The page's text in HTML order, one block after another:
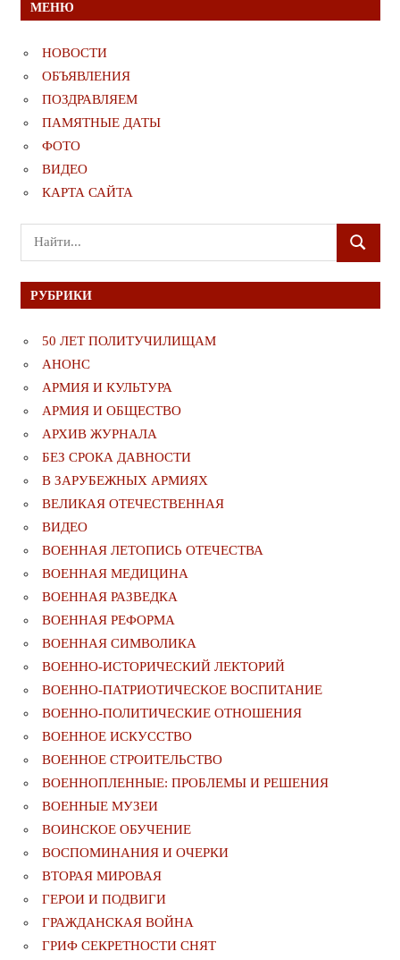
МЕНЮ
НОВОСТИ
ОБЪЯВЛЕНИЯ
ПОЗДРАВЛЯЕМ
ПАМЯТНЫЕ ДАТЫ
ФОТО
ВИДЕО
КАРТА САЙТА
Поиск
для:
ПОИСК
РУБРИКИ
50 ЛЕТ ПОЛИТУЧИЛИЩАМ
АНОНС
АРМИЯ И КУЛЬТУРА
АРМИЯ И ОБЩЕСТВО
АРХИВ ЖУРНАЛА
БЕЗ СРОКА ДАВНОСТИ
В ЗАРУБЕЖНЫХ АРМИЯХ
ВЕЛИКАЯ ОТЕЧЕСТВЕННАЯ
ВИДЕО
ВОЕННАЯ ЛЕТОПИСЬ ОТЕЧЕСТВА
ВОЕННАЯ МЕДИЦИНА
ВОЕННАЯ РАЗВЕДКА
ВОЕННАЯ РЕФОРМА
ВОЕННАЯ СИМВОЛИКА
ВОЕННО-ИСТОРИЧЕСКИЙ ЛЕКТОРИЙ
ВОЕННО-ПАТРИОТИЧЕСКОЕ ВОСПИТАНИЕ
ВОЕННО-ПОЛИТИЧЕСКИE ОТНОШЕНИЯ
ВОЕННОЕ ИСКУССТВО
ВОЕННОЕ СТРОИТЕЛЬСТВО
ВОЕННОПЛЕННЫЕ: ПРОБЛЕМЫ И РЕШЕНИЯ
ВОЕННЫЕ МУЗЕИ
ВОИНСКОЕ ОБУЧЕНИЕ
ВОСПОМИНАНИЯ И ОЧЕРКИ
ВТОРАЯ МИРОВАЯ
ГЕРОИ И ПОДВИГИ
ГРАЖДАНСКАЯ ВОЙНА
ГРИФ СЕКРЕТНОСТИ СНЯТ